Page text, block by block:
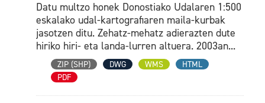
Datu multzo honek Donostiako Udalaren 1:500
eskalako udal-kartografiaren maila-kurbak
jasotzen ditu. Zehatz-mehatz adierazten dute
hiriko hiri- eta landa-lurren altuera. 2003an...
ZIP (SHP) DWG WMS
HTML
PDF